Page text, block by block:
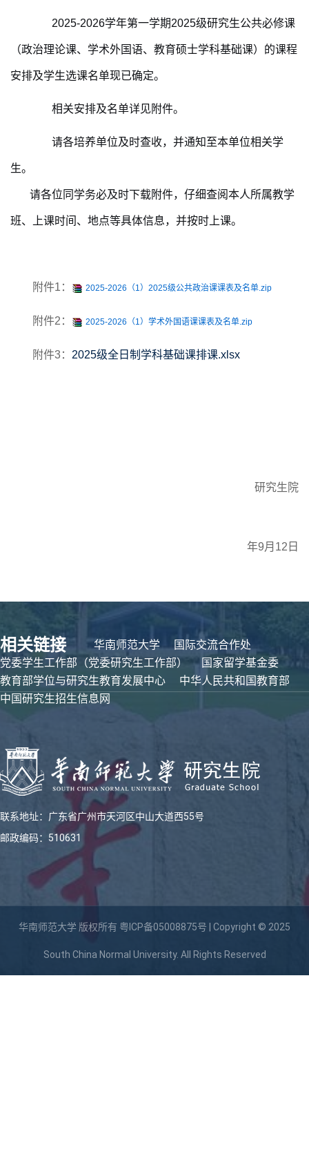
2025-2026学年第一学期2025级研究生公共必修课
（政治理论课、学术外国语、教育硕士学科基础课）的课程
安排及学生选课名单现已确定。
相关安排及名单详见附件。
请各培养单位及时查收，并通知至本单位相关学
生。
请各位同学务必及时下载附件，仔细查阅本人所属教学
班、上课时间、地点等具体信息，并按时上课。
附件1： 2025-2026（1）2025级公共政治课课表及名单.zip
附件2： 2025-2026（1）学术外国语课课表及名单.zip
附件3： 2025级全日制学科基础课排课.xlsx
研究生院
年9月12日
相关链接 华南师范大学
国际交流合作处
党委学生工作部（党委研究生工作部）
国家留学基金委
教育部学位与研究生教育发展中心
中华人民共和国教育部
中国研究生招生信息网
联系地址：广东省广州市天河区中山大道西55号
邮政编码：510631
华南师范大学 版权所有 粤ICP备05008875号 | Copyright © 2025
South China Normal University. All Rights Reserved